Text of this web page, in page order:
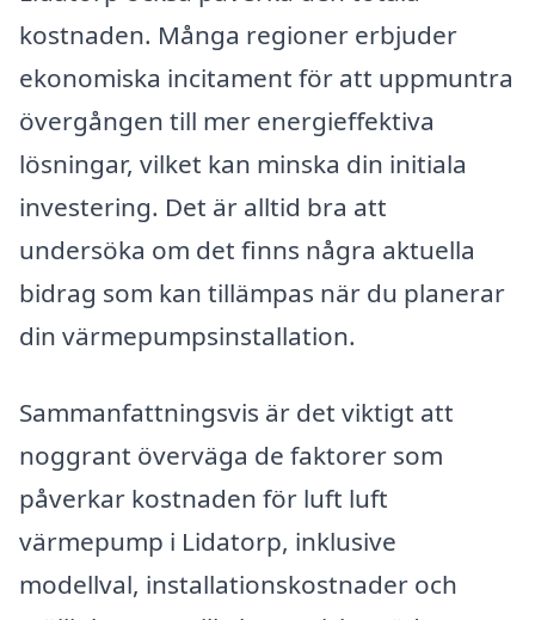
kostnaden. Många regioner erbjuder
ekonomiska incitament för att uppmuntra
övergången till mer energieffektiva
lösningar, vilket kan minska din initiala
investering. Det är alltid bra att
undersöka om det finns några aktuella
bidrag som kan tillämpas när du planerar
din värmepumpsinstallation.
Sammanfattningsvis är det viktigt att
noggrant överväga de faktorer som
påverkar kostnaden för luft luft
värmepump i Lidatorp, inklusive
modellval, installationskostnader och